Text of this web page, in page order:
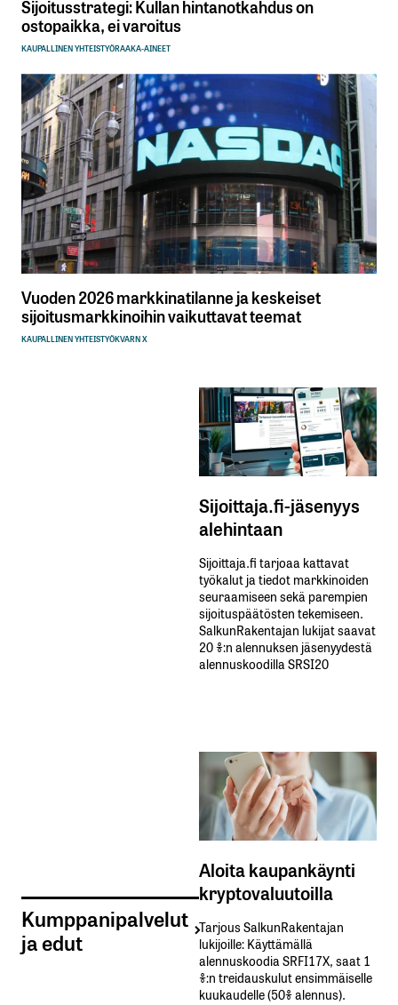
Sijoitusstrategi: Kullan hintanotkahdus on
ostopaikka, ei varoitus
KAUPALLINEN YHTEISTYÖRAAKA-AINEET
Vuoden 2026 markkinatilanne ja keskeiset
sijoitusmarkkinoihin vaikuttavat teemat
KAUPALLINEN YHTEISTYÖKVARN X
Kumppanipalvelut
ja edut
Sijoittaja.fi-jäsenyys
alehintaan
Sijoittaja.fi tarjoaa kattavat
työkalut ja tiedot markkinoiden
seuraamiseen sekä parempien
sijoituspäätösten tekemiseen.
SalkunRakentajan lukijat saavat
20 %:n alennuksen jäsenyydestä
alennuskoodilla SRSI20
Aloita kaupankäynti
kryptovaluutoilla
Tarjous SalkunRakentajan
lukijoille: Käyttämällä​ ​
alennuskoodia​ ​SRFI17X,​ ​saat​ ​1
%:n treidauskulut​ ​ensimmäiselle​ ​
kuukaudelle​ ​(50%​ ​alennus).